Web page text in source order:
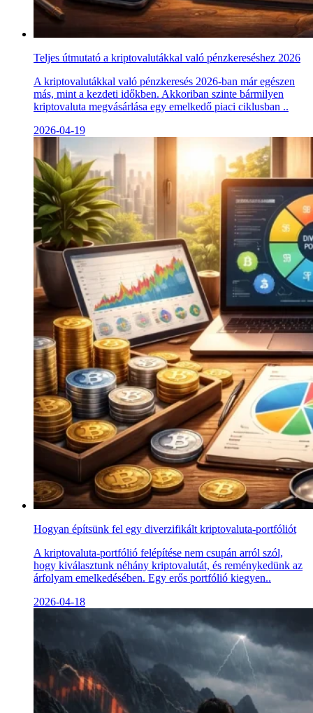
Teljes útmutató a kriptovalutákkal való pénzkereséshez 2026
A kriptovalutákkal való pénzkeresés 2026-ban már egészen
más, mint a kezdeti időkben. Akkoriban szinte bármilyen
kriptovaluta megvásárlása egy emelkedő piaci ciklusban ..
2026-04-19
Hogyan építsünk fel egy diverzifikált kriptovaluta-portfóliót
A kriptovaluta-portfólió felépítése nem csupán arról szól,
hogy kiválasztunk néhány kriptovalutát, és reménykedünk az
árfolyam emelkedésében. Egy erős portfólió kiegyen..
2026-04-18